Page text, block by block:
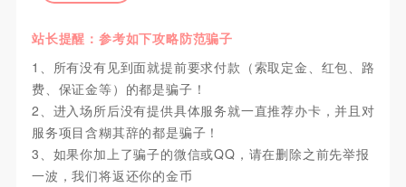
站长提醒：参考如下攻略防范骗子
1、所有没有见到面就提前要求付款（索取定金、红包、路
费、保证金等）的都是骗子！
2、进入场所后没有提供具体服务就一直推荐办卡，并且对
服务项目含糊其辞的都是骗子！
3、如果你加上了骗子的微信或QQ，请在删除之前先举报
一波，我们将返还你的金币